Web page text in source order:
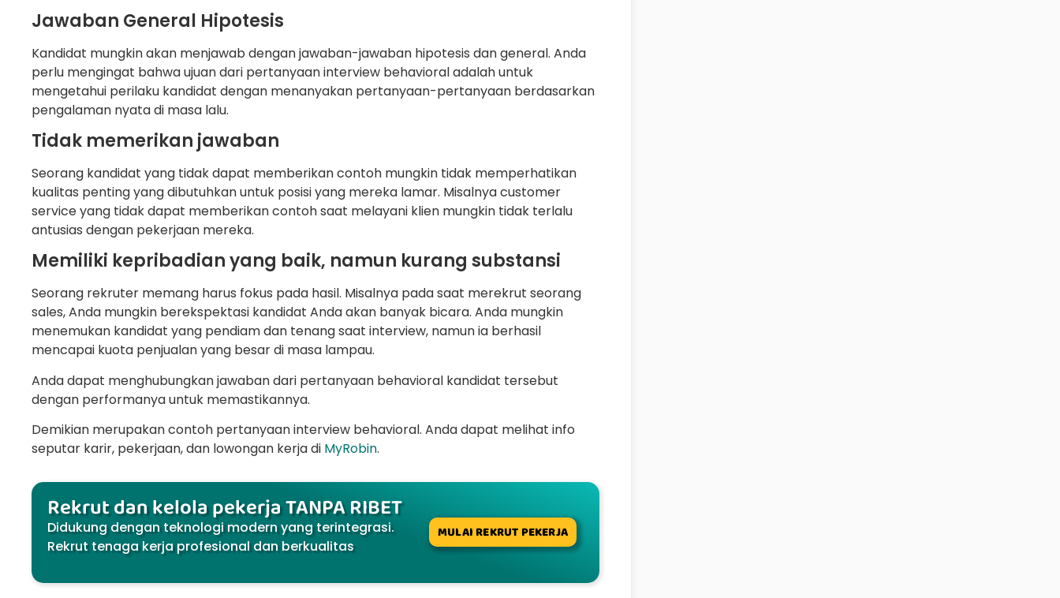
Jawaban General Hipotesis
Kandidat mungkin akan menjawab dengan jawaban-jawaban hipotesis dan general. Anda
perlu mengingat bahwa ujuan dari pertanyaan interview behavioral adalah untuk
mengetahui perilaku kandidat dengan menanyakan pertanyaan-pertanyaan berdasarkan
pengalaman nyata di masa lalu.
Tidak memerikan jawaban
Seorang kandidat yang tidak dapat memberikan contoh mungkin tidak memperhatikan
kualitas penting yang dibutuhkan untuk posisi yang mereka lamar. Misalnya customer
service yang tidak dapat memberikan contoh saat melayani klien mungkin tidak terlalu
antusias dengan pekerjaan mereka.
Memiliki kepribadian yang baik, namun kurang substansi
Seorang rekruter memang harus fokus pada hasil. Misalnya pada saat merekrut seorang
sales, Anda mungkin berekspektasi kandidat Anda akan banyak bicara. Anda mungkin
menemukan kandidat yang pendiam dan tenang saat interview, namun ia berhasil
mencapai kuota penjualan yang besar di masa lampau.
Anda dapat menghubungkan jawaban dari pertanyaan behavioral kandidat tersebut
dengan performanya untuk memastikannya.
Demikian merupakan contoh pertanyaan interview behavioral. Anda dapat melihat info
seputar karir, pekerjaan, dan lowongan kerja di MyRobin.
Rekrut dan kelola pekerja TANPA RIBET
Didukung dengan teknologi modern yang terintegrasi.
Rekrut tenaga kerja profesional dan berkualitas
MULAI REKRUT PEKERJA